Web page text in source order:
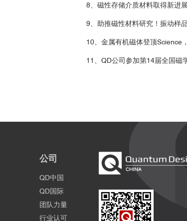
8、磁性存储介质材料取得新进
9、助推磁性材料研究！振动样
10、金属有机磁体登顶Science
11、QD公司参加第14届全国磁
公司
QD中国
QD国际
团队力量
行业认可